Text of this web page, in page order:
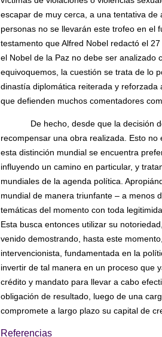
escapar de muy cerca, a una tentativa
personas no se llevarán este trofeo en el
testamento que Alfred Nobel redactó el
el Nobel de la Paz no debe ser analizado
equivoquemos, la cuestión se trata de lo
dinastía diplomática reiterada y reforzada
que defienden muchos comentadores
De hecho, desde que la decisión
recompensar una obra realizada. Esto
esta distinción mundial se encuentra
influyendo un camino en particular, y
mundiales de la agenda política.
mundial de manera triunfante – a menos
temáticas del momento con toda
Esta busca entonces utilizar su
venido demostrando, hasta este
intervencionista, fundamentada en la
invertir de tal manera en un proceso que
crédito y mandato para llevar a cabo
obligación de resultado, luego de una
compromete a largo plazo su capital de
Referencias